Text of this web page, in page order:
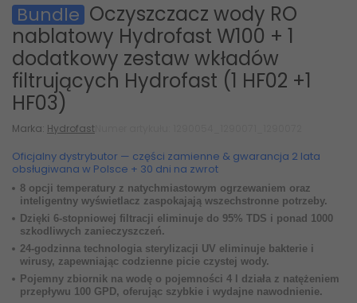
Bundle Oczyszczacz wody RO
nablatowy Hydrofast W100 + 1
dodatkowy zestaw wkładów
filtrujących Hydrofast (1 HF02 +1
HF03)
Marka: Hydrofast
Oficjalny dystrybutor — części zamienne & gwarancja 2 lata
obsługiwana w Polsce + 30 dni na zwrot
8 opcji temperatury z natychmiastowym ogrzewaniem oraz
inteligentny wyświetlacz zaspokajają wszechstronne potrzeby.
Dzięki 6-stopniowej filtracji eliminuje do 95% TDS i ponad 1000
szkodliwych zanieczyszczeń.
24-godzinna technologia sterylizacji UV eliminuje bakterie i
wirusy, zapewniając codzienne picie czystej wody.
Pojemny zbiornik na wodę o pojemności 4 l działa z natężeniem
przepływu 100 GPD, oferując szybkie i wydajne nawodnienie.